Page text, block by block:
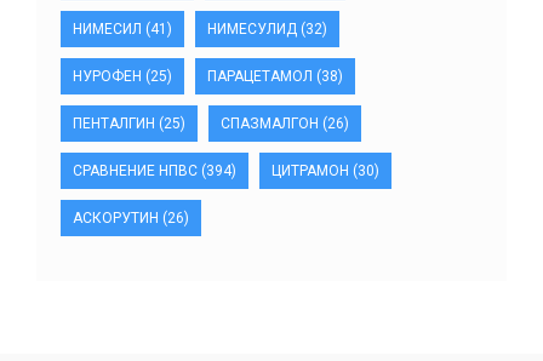
НИМЕСИЛ (41) НИМЕСУЛИД (32)
НУРОФЕН (25) ПАРАЦЕТАМОЛ (38)
ПЕНТАЛГИН (25) СПАЗМАЛГОН (26)
СРАВНЕНИЕ НПВС (394) ЦИТРАМОН (30)
АСКОРУТИН (26)